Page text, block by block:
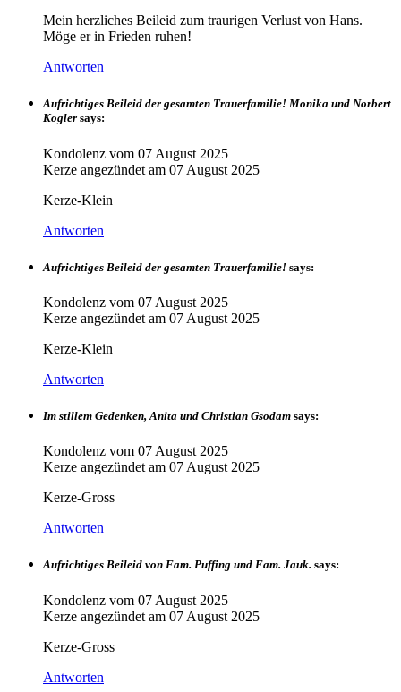
Mein herzliches Beileid zum traurigen Verlust von Hans.
Möge er in Frieden ruhen!
Antworten
Aufrichtiges Beileid der gesamten Trauerfamilie! Monika und Norbert
Kogler says:
Kondolenz vom 07 August 2025
Kerze angezündet am 07 August 2025
Kerze-Klein
Antworten
Aufrichtiges Beileid der gesamten Trauerfamilie! says:
Kondolenz vom 07 August 2025
Kerze angezündet am 07 August 2025
Kerze-Klein
Antworten
Im stillem Gedenken, Anita und Christian Gsodam says:
Kondolenz vom 07 August 2025
Kerze angezündet am 07 August 2025
Kerze-Gross
Antworten
Aufrichtiges Beileid von Fam. Puffing und Fam. Jauk. says:
Kondolenz vom 07 August 2025
Kerze angezündet am 07 August 2025
Kerze-Gross
Antworten